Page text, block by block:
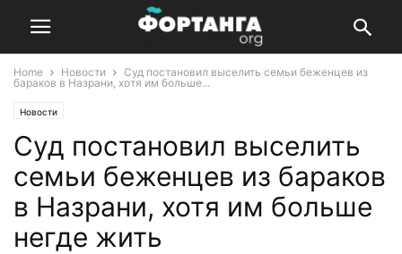
Home Новости
Суд постановил выселить семьи беженцев из
бараков в Назрани, хотя им больше...
Новости
Суд постановил выселить
семьи беженцев из бараков
в Назрани, хотя им больше
негде жить